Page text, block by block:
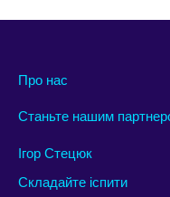
Про нас
Станьте нашим
Ігор Стецюк
Складайте іспити